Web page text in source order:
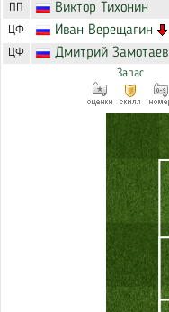
ПП Виктор Тихонин
ЦФ Иван Верещагин
ЦФ Дмитрий Замотаев
Запас